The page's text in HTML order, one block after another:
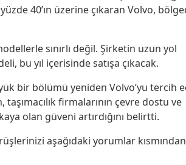
40’ın üzerine çıkaran Volvo,
sınırlı değil. Şirketin uzun yol
bu yıl içerisinde satışa çıkacak.
bir bölümü yeniden Volvo’yu tercih
firmalarının çevre dostu ve
olan güveni artırdığını belirtti.
aşağıdaki yorumlar kısmından